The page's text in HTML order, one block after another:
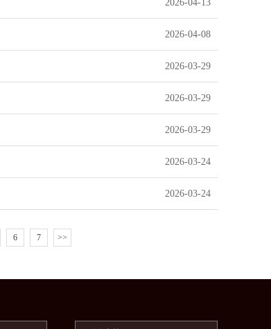
2026-04-13
2026-04-08
2026-03-29
2026-03-29
2026-03-29
2026-03-24
2026-03-24
6 7 >>